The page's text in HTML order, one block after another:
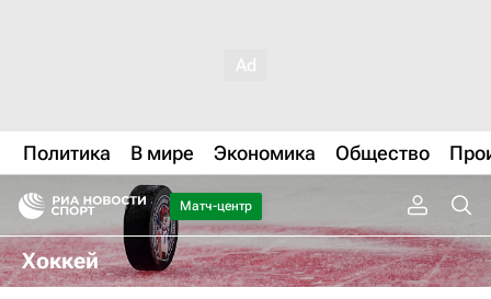
Политика В мире Экономика Общество
Матч-центр
Хоккей